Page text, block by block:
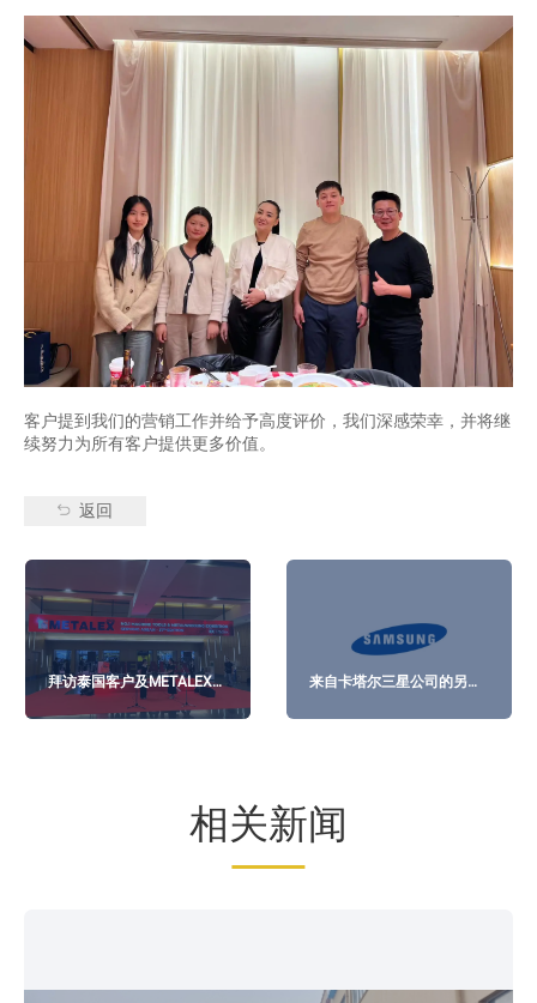
客户提到我们的营销工作并给予高度评价，我们深感荣幸，并将继
续努力为所有客户提供更多价值。
返回
拜访泰国客户及METALEX
来自卡塔尔三星公司的另一
相关新闻